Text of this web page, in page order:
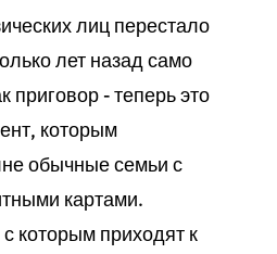
лиц перестало
лет назад само
приговор - теперь это
которым
обычные семьи с
картами.
которым приходят к